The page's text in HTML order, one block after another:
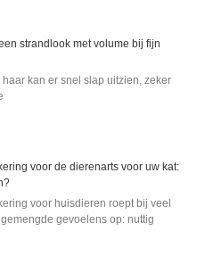
strandlook met volume bij fijn
haar kan er snel slap uitzien, zeker
voor de dierenarts voor uw kat:
voor huisdieren roept bij veel
gevoelens op: nuttig